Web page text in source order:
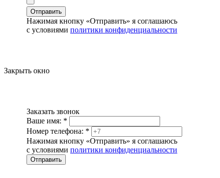
Отправить
Нажимая кнопку «Отправить» я соглашаюсь
с условиями политики конфиденциальности
Закрыть окно
Заказать звонок
Ваше имя: *
Номер телефона: *
Нажимая кнопку «Отправить» я соглашаюсь
с условиями политики конфиденциальности
Отправить